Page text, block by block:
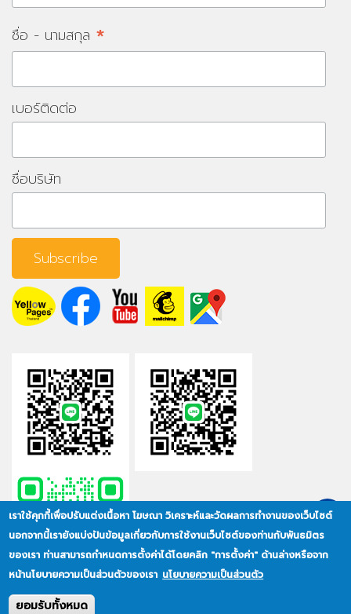
ชื่อ - นามสกุล *
เบอร์ติดต่อ
ชื่อบริษัท
เราใช้คุกกี้เพื่อปรับแต่งเนื้อหา โฆษณา วิเคราะห์และวัดผลการทำงานของเว็บไซต์
นอกจากนี้เรายังแบ่งปันข้อมูลเกี่ยวกับการใช้งานเว็บไซต์ของท่านกับพันธมิตร
ของเรา ท่านสามารถกำหนดการตั้งค่าได้โดยคลิก "การตั้งค่า" ด้านล่างหรือจาก
หน้านโยบายความเป็นส่วนตัวของเรา นโยบายความเป็นส่วนตัว
ยอมรับทั้งหมด